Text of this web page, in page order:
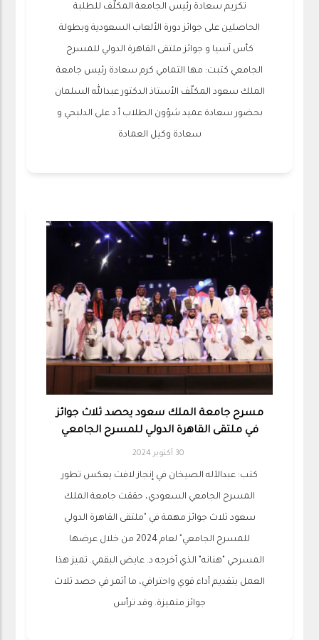
تكريم سعادة رئيس الجامعة المكلّف للطلبة
الحاصلين على جوائز دورة الألعاب السعودية وبطولة
كأس آسيا و جوائز ملتقى القاهرة الدولي للمسرح
الجامعي كتبت: مها التمامي كرم سعادة رئيس جامعة
الملك سعود المكلّف الأستاذ الدكتور عبدالله السلمان
بحضور سعادة عميد شؤون الطلاب أ.د على الدلبحي و
سعادة وكيل العمادة
مسرح جامعة الملك سعود يحصد ثلاث جوائز
في ملتقى القاهرة الدولي للمسرح الجامعي
30 أكتوبر 2024
كتب: عبدالآله الصيخان في إنجاز لافت يعكس تطور
المسرح الجامعي السعودي، حققت جامعة الملك
سعود ثلاث جوائز مهمة في "ملتقى القاهرة الدولي
للمسرح الجامعي" لعام 2024 من خلال عرضها
المسرحي "هنانه" الذي أخرجه د. عايض البقمي. تميز هذا
العمل بتقديم أداء قوي واحترافي، ما أثمر في حصد ثلاث
جوائز متميزة. وقد ترأس